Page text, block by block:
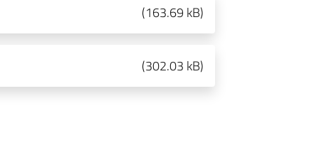
(163.69 kB)
(302.03 kB)